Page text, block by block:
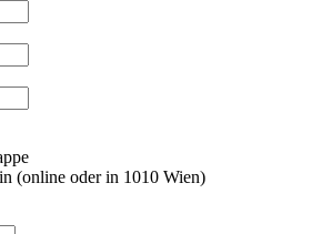
(online oder in 1010 Wien)